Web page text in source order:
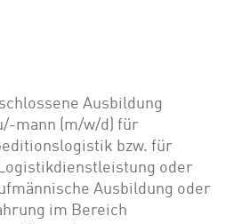
Ausbildung
mann (m/w/d) für
bzw. für
oder
Ausbildung oder
im Bereich